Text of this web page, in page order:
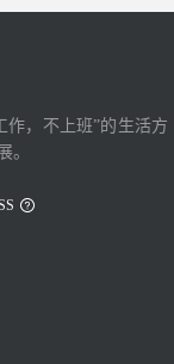
作，不上班”的生活方
。